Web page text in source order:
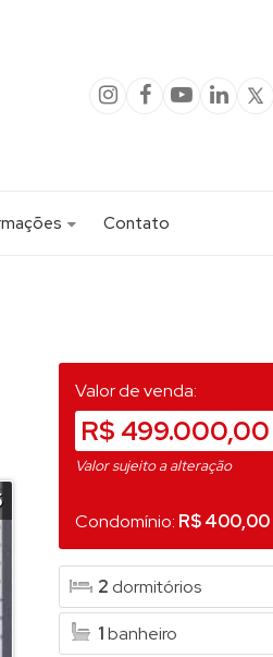
Resort (1)
Alpina (1)
(1)
Contato
Valor de venda:
R$ 499.000,00
Valor sujeito a alteração
Condomínio: R$ 400,00
2 dormitórios
1banheiro